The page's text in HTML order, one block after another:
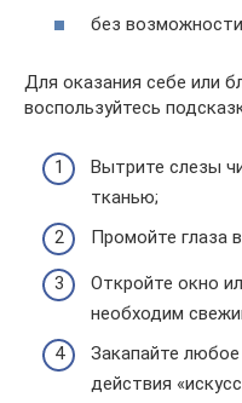
без
Для оказания себе или
воспользуйтесь
Вытрите слезы
тканью;
Промойте глаза
Откройте окно
необходим
Закапайте
действия